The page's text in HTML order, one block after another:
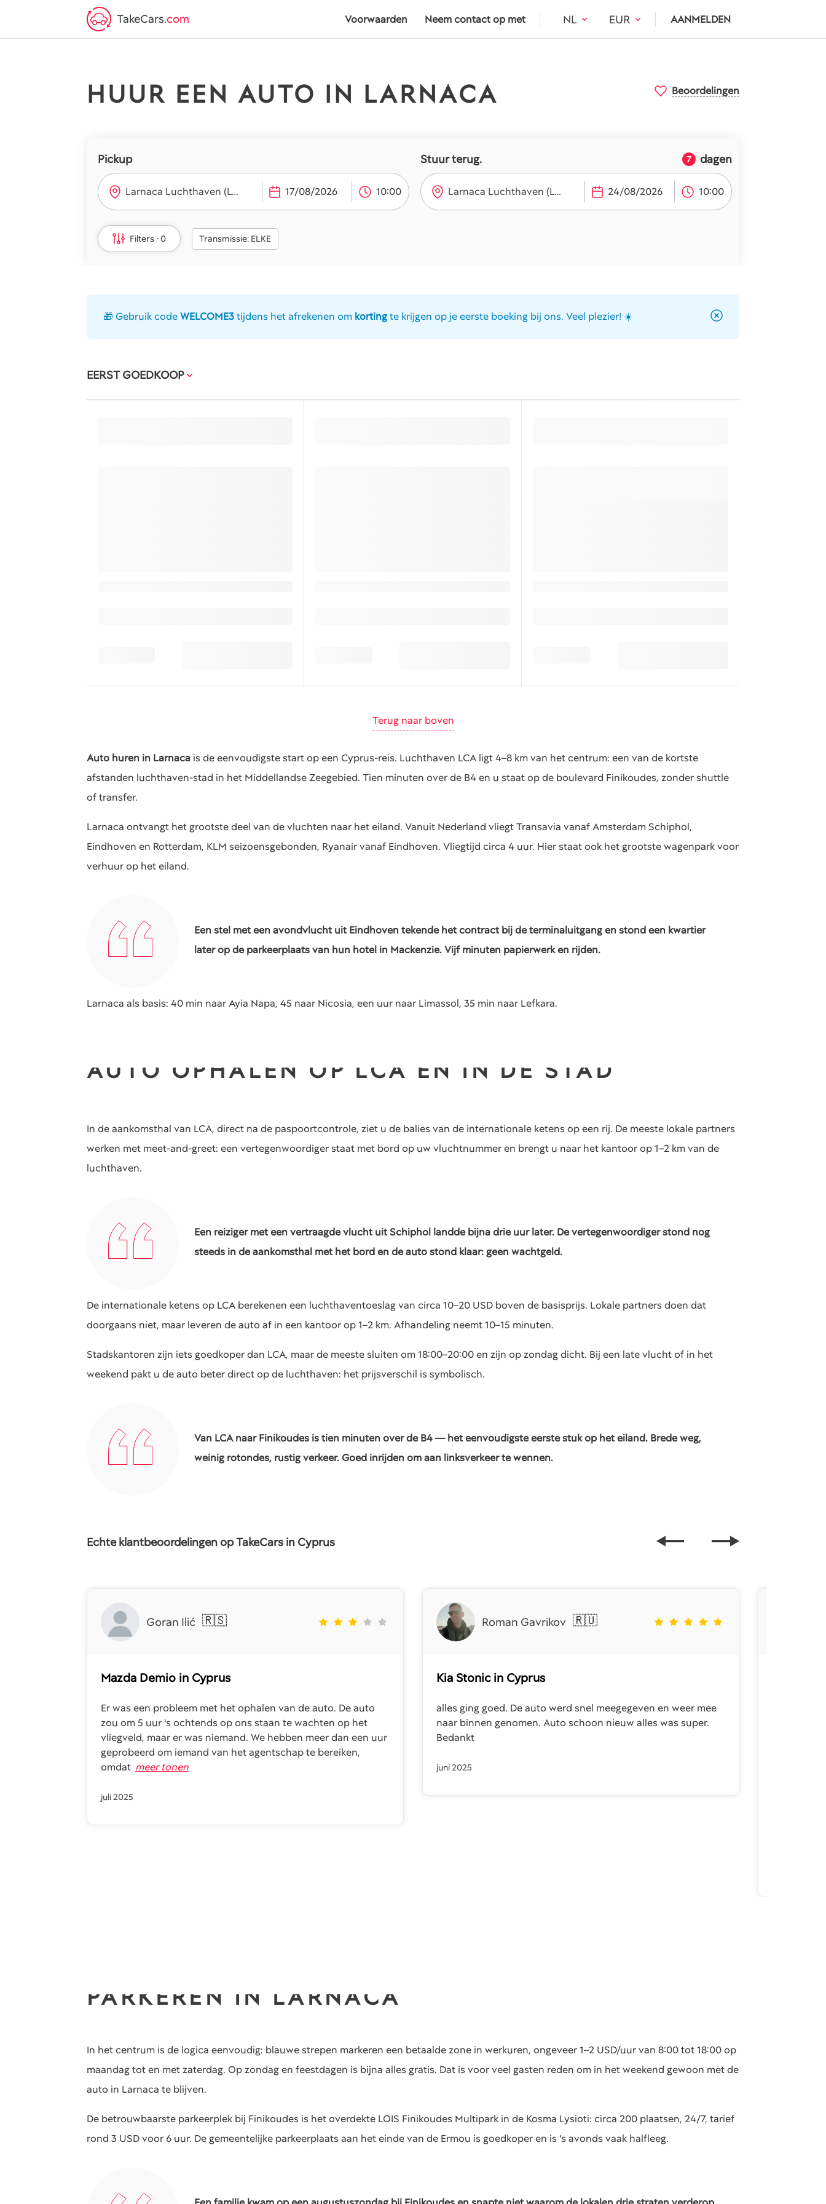
TakeCars.com Voorwaarden Neem contact op met NL EUR AANMELDEN
HUUR EEN AUTO IN LARNACA Beoordelingen
Pickup
Larnaca Luchthaven (LCA) 10:00
Stuur terug. 7 dagen
Larnaca Luchthaven (LCA) 10:00
Filters 0 Transmissie: ELKE
🎁 Gebruik codeWELCOME3tijdens het afrekenen om kortingte krijgen op je eerste boeking bij ons. Veel plezier! ☀️
EERST GOEDKOOP
Terug naar boven
Auto huren in Larnaca is de eenvoudigste start op een Cyprus-reis. Luchthaven LCA ligt 4–8 km van het centrum: een van de kortste
afstanden luchthaven-stad in het Middellandse Zeegebied. Tien minuten over de B4 en u staat op de boulevard Finikoudes, zonder shuttle
of transfer.
Larnaca ontvangt het grootste deel van de vluchten naar het eiland. Vanuit Nederland vliegt Transavia vanaf Amsterdam Schiphol,
Eindhoven en Rotterdam, KLM seizoensgebonden, Ryanair vanaf Eindhoven. Vliegtijd circa 4 uur. Hier staat ook het grootste wagenpark voor
verhuur op het eiland.
Een stel met een avondvlucht uit Eindhoven tekende het contract bij de terminaluitgang en stond een kwartier
later op de parkeerplaats van hun hotel in Mackenzie. Vijf minuten papierwerk en rijden.
Larnaca als basis: 40 min naar Ayia Napa, 45 naar Nicosia, een uur naar Limassol, 35 min naar Lefkara.
AUTO OPHALEN OP LCA EN IN DE STAD
In de aankomsthal van LCA, direct na de paspoortcontrole, ziet u de balies van de internationale ketens op een rij. De meeste lokale partners
werken met meet-and-greet: een vertegenwoordiger staat met bord op uw vluchtnummer en brengt u naar het kantoor op 1–2 km van de
luchthaven.
Een reiziger met een vertraagde vlucht uit Schiphol landde bijna drie uur later. De vertegenwoordiger stond nog
steeds in de aankomsthal met het bord en de auto stond klaar: geen wachtgeld.
De internationale ketens op LCA berekenen een luchthaventoeslag van circa 10–20 USD boven de basisprijs. Lokale partners doen dat
doorgaans niet, maar leveren de auto af in een kantoor op 1–2 km. Afhandeling neemt 10–15 minuten.
Stadskantoren zijn iets goedkoper dan LCA, maar de meeste sluiten om 18:00–20:00 en zijn op zondag dicht. Bij een late vlucht of in het
weekend pakt u de auto beter direct op de luchthaven: het prijsverschil is symbolisch.
Van LCA naar Finikoudes is tien minuten over de B4 — het eenvoudigste eerste stuk op het eiland. Brede weg,
weinig rotondes, rustig verkeer. Goed inrijden om aan linksverkeer te wennen.
Echte klantbeoordelingen op TakeCars in Cyprus
Goran Ilić 🇷🇸
Mazda Demio in Cyprus
Er was een probleem met het ophalen van de auto. De auto
zou om 5 uur 's ochtends op ons staan te wachten op het
vliegveld, maar er was niemand. We hebben meer dan een uur
geprobeerd om iemand van het agentschap te bereiken,
omdat meer tonen
juli 2025
Roman Gavrikov 🇷🇺
Kia Stonic in Cyprus
alles ging goed. De auto werd snel meegegeven en weer mee
naar binnen genomen. Auto schoon nieuw alles was super.
Bedankt
juni 2025
PARKEREN IN LARNACA
In het centrum is de logica eenvoudig: blauwe strepen markeren een betaalde zone in werkuren, ongeveer 1–2 USD/uur van 8:00 tot 18:00 op
maandag tot en met zaterdag. Op zondag en feestdagen is bijna alles gratis. Dat is voor veel gasten reden om in het weekend gewoon met de
auto in Larnaca te blijven.
De betrouwbaarste parkeerplek bij Finikoudes is het overdekte LOIS Finikoudes Multipark in de Kosma Lysioti: circa 200 plaatsen, 24/7, tarief
rond 3 USD voor 6 uur. De gemeentelijke parkeerplaats aan het einde van de Ermou is goedkoper en is 's avonds vaak halfleeg.